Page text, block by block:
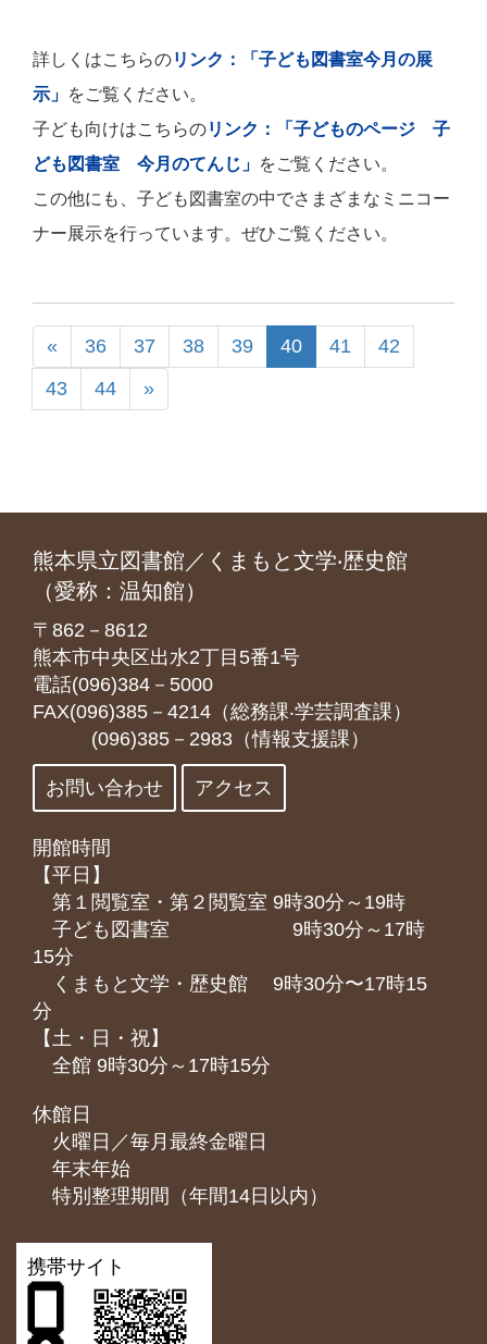
詳しくはこちらのリンク：「子ども図書室今月の展
示」 をご覧ください。
子ども向けはこちらのリンク：「子どものページ 子
ども図書室 今月のてんじ」 をご覧ください。
この他にも、子ども図書室の中でさまざまなミニコー
ナー展示を行っています。ぜひご覧ください。
« 36 37 38 39 40 41
42
43
44 »
熊本県立図書館／くまもと文学‧歴史館
（愛称：温知館）
〒862－8612
熊本市中央区出水2丁目5番1号
電話(096)384－5000
FAX(096)385－4214（総務課‧学芸調査課）
(096)385－2983（情報支援課）
お問い合わせ アクセス
開館時間
【平日】
第１閲覧室・第２閲覧室 9時30分～19時
子ども図書室 9時30分～17時
15分
くまもと⽂学・歴史館 9時30分〜17時15
分
【土・日・祝】
全館 9時30分～17時15分
休館日
火曜日／毎月最終金曜日
年末年始
特別整理期間（年間14日以内）
携帯サイト